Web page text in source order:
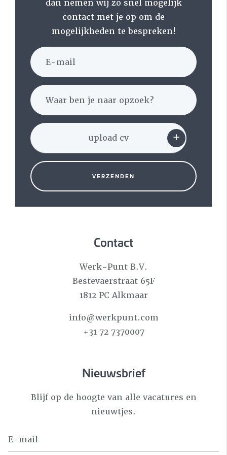
dan nemen wij zo snel mogelijk
contact met je op om de
mogelijkheden te bespreken!
VERZENDEN
Nieuwsbrief
Blijf op de hoogte van alle vacatures en
nieuwtjes.
Contact
Werk-Punt B.V.
Bestevaerstraat 65F
1812 PC Alkmaar
info@werkpunt.com
+31 72 7370007